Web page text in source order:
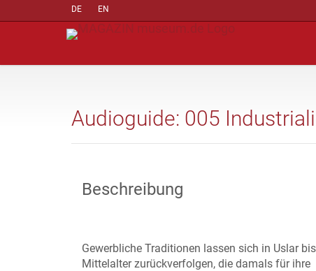
DE EN
Audioguide: 005
Beschreibung
Gewerbliche Traditionen lassen sich in Uslar
Mittelalter zurückverfolgen, die damals für ihre